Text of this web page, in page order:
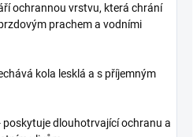
ochrannou vrstvu, která chrání
prachem a vodními
kola lesklá a s příjemným
poskytuje dlouhotrvající ochranu a